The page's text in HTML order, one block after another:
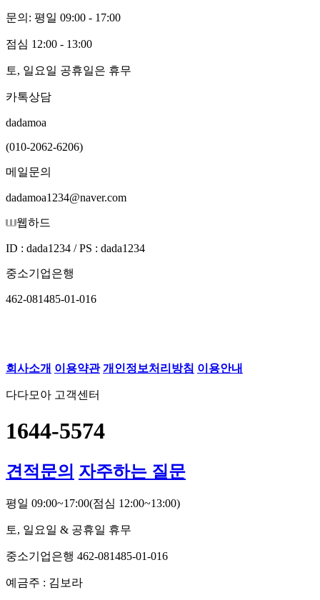
문의: 평일 09:00 - 17:00
점심 12:00 - 13:00
토, 일요일 공휴일은 휴무
카톡상담
dadamoa
(010-2062-6206)
메일문의
dadamoa1234@naver.com
웹하드
ID : dada1234 / PS : dada1234
중소기업은행
462-081485-01-016
회사소개 이용약관 개인정보처리방침 이용안내
다다모아 고객센터
1644-5574
견적문의 자주하는 질문
평일 09:00~17:00(점심 12:00~13:00)
토, 일요일 & 공휴일 휴무
중소기업은행 462-081485-01-016
예금주 : 김보라